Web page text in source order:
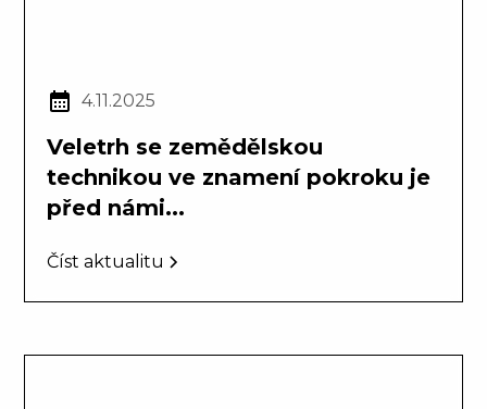
4.11.2025
Veletrh se zemědělskou
technikou ve znamení pokroku je
před námi...
Číst aktualitu